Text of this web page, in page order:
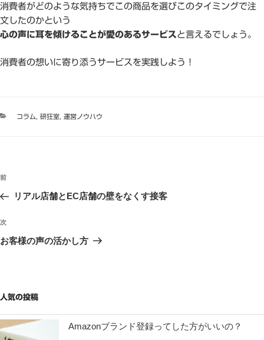
消費者がどのような気持ちでこの商品を選びこのタイミングで注
文したのかという
心の声に耳を傾けることが愛のあるサービスと言えるでしょう。
消費者の想いに寄り添うサービスを実践しよう！
カ
コラム 研狂室, 運営ノウハウ
投
ビ
ゲ
ン
過
去
投
稿
前
リアル店舗とEC店舗の壁をなくす接客
次
の
次
お客様の声の活かし方
人気の投稿
Amazonブランド登録ってした方がいいの？